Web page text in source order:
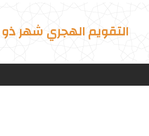
التقويم الهجري شهر ذو